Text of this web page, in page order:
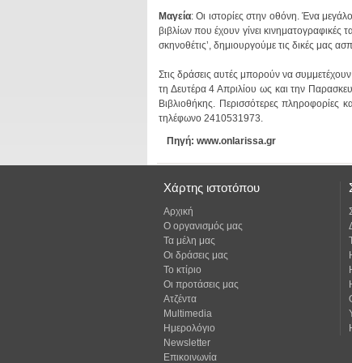
Μαγεία
σκηνοθέτις’, δημιουργούμε τις δικές μας
τηλέφωνο 2410531973.
Πηγή: www.onlarissa.gr
Χάρτης ιστοτόπου
Αρχική
Ο οργανισμός μας
Τα μέλη μας
Οι δράσεις μας
Το κτίριο
Οι προτάσεις μας
Ατζέντα
Multimedia
Ημερολόγιο
Newsletter
Επικοινωνία